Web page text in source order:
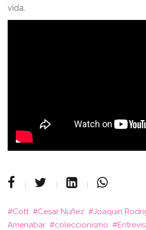
vida.
Cott Cesar Nuñez Joaquin
Amenabar
coleccionismo